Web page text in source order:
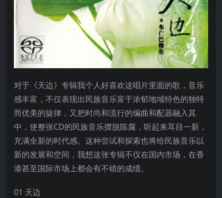
对于《天边》专辑我个人好喜欢这唱片里面的歌，音乐
感丰富，不仅表现出民族音乐富于浓郁地域特色的独特
而优美的旋律，又把时尚和流行的编曲和配器融入其
中，使整张CD的民族音乐摆脱陈腐，听起来耳目一新，
充满全新的时代感。这种尝试和探索也将给民族音乐以
新的发展和空间，我想这张专辑不仅在国内市场，在香
港甚至国际市场上都会有不错的成绩。
01 天边